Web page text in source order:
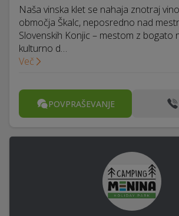
Naša vinska klet se nahaja znotraj
območja Škalc, neposredno nad
Slovenskih Konjic – mestom z bogato
kulturno d…
Več
POVPRAŠEVANJE